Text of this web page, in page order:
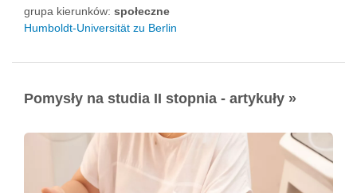
grupa kierunków: społeczne
Humboldt-Universität zu Berlin
Pomysły na studia II stopnia - artykuły »